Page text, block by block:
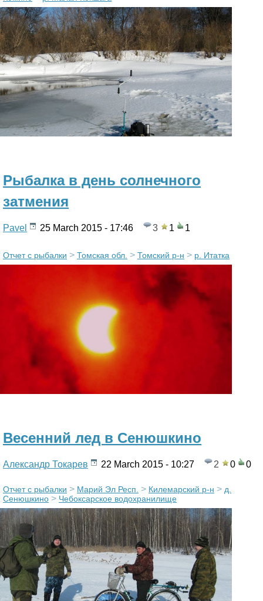
Рыбалка в день солнечного
затмения
Pavel 25 March 2015 - 17:46 3 1 1
Отчет с рыбалки > Томская обл. > Томский р-н > р. Итатка
Весенний лед в Сенюшкино
Александр Токарев 22 March 2015 - 10:27 2 0 0
Отчет с рыбалки > Марий Эл Респ. > Килемарский р-н > д.
Сенюшкино > Чебоксарское водохранилище